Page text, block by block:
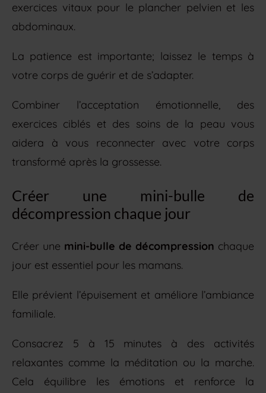
exercices vitaux pour le plancher pelvien et les
abdominaux.
La patience est importante; laissez le temps à
votre corps de guérir et de s’adapter.
Combiner l’acceptation émotionnelle, des
exercices ciblés et des soins de la peau vous
aidera à vous reconnecter avec votre corps
transformé après la grossesse.
Créer une mini-bulle de
décompression chaque jour
Créer une mini-bulle de décompression chaque
jour est essentiel pour les mamans.
Elle prévient l’épuisement et améliore l’ambiance
familiale.
Consacrez 5 à 15 minutes à des activités
relaxantes comme la méditation ou la marche.
Cela équilibre les émotions et renforce la